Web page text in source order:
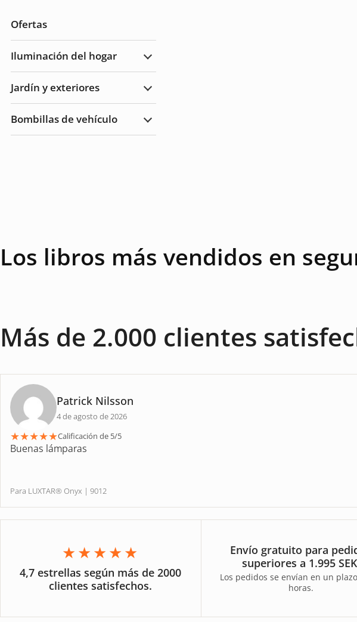
Ofertas
Iluminación del hogar
Ampliar
hogar
Jardín y exteriores
Ampliar
Exteriores
Bombillas de vehículo
Ampliar
Los libros más vendidos en
Más de 2.000 clientes
Patrick Nilsson
4 de agosto de 2026
★★★★★Calificación de 5/5
Buenas lámparas
Para LUXTAR® Onyx | 9012
★★★★★
4,7 estrellas según más de 2000
clientes satisfechos.
Envío gratuito para
superiores a 1.995
Los pedidos se envían en un
horas.